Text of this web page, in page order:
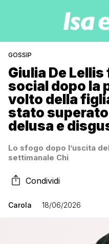
GOSSIP
Giulia De
social dopo la
volto della
stato
delusa e
Lo sfogo dopo l’uscita
settimanale Chi
Condividi
Carola 18/06/2026